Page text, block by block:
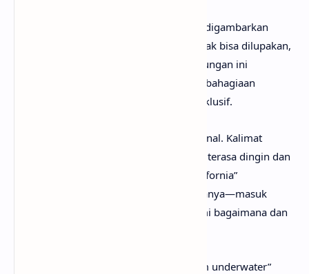
pertama, sosok yang dicintai digambarkan
begitu kuat dan berkesan—wajah yang tak bisa dilupakan,
cinta yang sulit ditinggalkan. Meski hubungan ini
mengacaukan waktu dan pikiran, ada kebahagiaan
tersendiri ketika perhatian itu terasa eksklusif.
menjadi titik balik emosional. Kalimat
perpisahan yang terdengar sopan justru terasa dingin dan
membingungkan. Rujukan ke “Hotel California”
menyiratkan situasi yang penuh tanda tanya—masuk
dengan harapan, namun sulit memahami bagaimana dan
Metafora “lost you in the waves” dan “I’m underwater”